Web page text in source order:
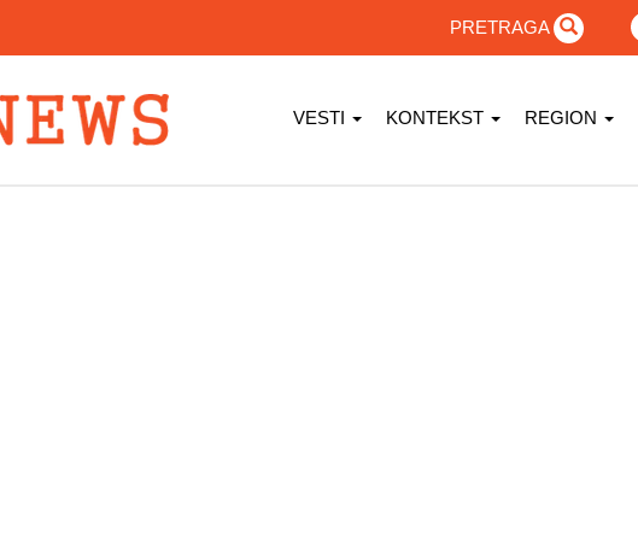
PRETRAGA
VESTI KONTEKST REGION